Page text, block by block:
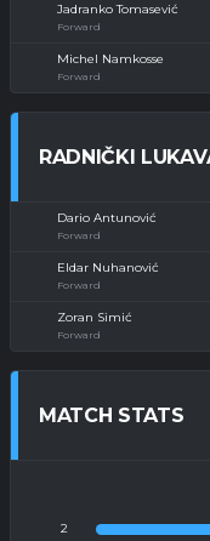
Jadranko Tomasević
Forward
Michel Namkosse
Forward
RADNIČKI
Dario Antunović
Forward
Eldar Nuhanović
Forward
Zoran Simić
Forward
MATCH STATS
2